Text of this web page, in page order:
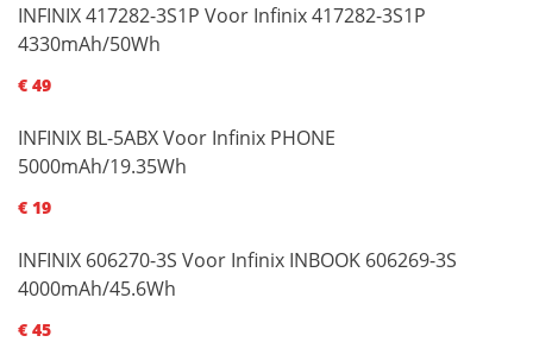
INFINIX 417282-3S1P Voor Infinix 417282-3S1P
4330mAh/50Wh
€ 49
INFINIX BL-5ABX Voor Infinix PHONE
5000mAh/19.35Wh
€ 19
INFINIX 606270-3S Voor Infinix INBOOK 606269-3S
4000mAh/45.6Wh
€ 45